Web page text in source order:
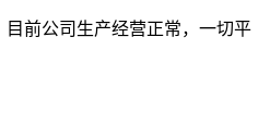
前公司生产经营正常，一切平